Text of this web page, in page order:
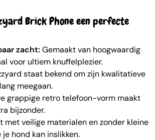
Brick Phone een perfecte
zacht: Gemaakt van hoogwaardig
voor ultiem knuffelplezier.
staat bekend om zijn kwalitatieve
meegaan.
grappige retro telefoon-vorm maakt
bijzonder.
met veilige materialen en zonder kleine
hond kan inslikken.